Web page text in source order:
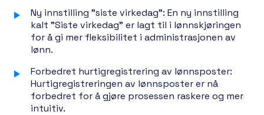
Ny innstilling "siste virkedag": En ny innstilling
kalt "Siste virkedag" er lagt til i lønnskjøringen
for å gi mer fleksibilitet i administrasjonen av
lønn.
Forbedret hurtigregistrering av lønnsposter:
Hurtigregistreringen av lønnsposter er nå
forbedret for å gjøre prosessen raskere og mer
intuitiv.